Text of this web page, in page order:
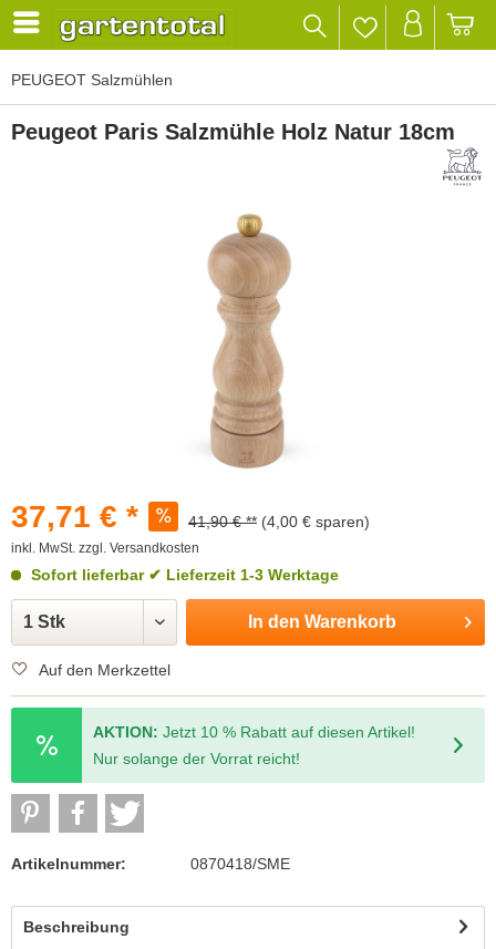
PEUGEOT Salzmühlen
Peugeot Paris Salzmühle Holz Natur 18cm
37,71 € * 41,90 € ** (4,00 € sparen)
inkl. MwSt. zzgl. Versandkosten
Sofort lieferbar✔ Lieferzeit 1-3 Werktage
In den Warenkorb
Auf den Merkzettel
AKTION:Jetzt 10 % Rabatt auf diesen Artikel!
Nur solange der Vorrat reicht!
Artikelnummer: 0870418/SME
Beschreibung